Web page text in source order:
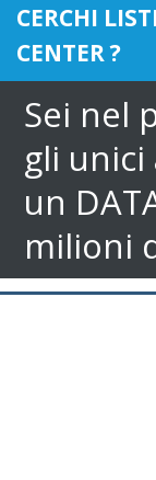
CERCHI
CENTER ?
Sei nel
gli unici
un
milioni
CERCHI
CENTER ?
Sei nel
gli unici
un
milioni